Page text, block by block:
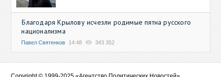
Благодаря Крылову исчезли родимые пятна русского
национализма
Павел Святенков 14:48 343 352